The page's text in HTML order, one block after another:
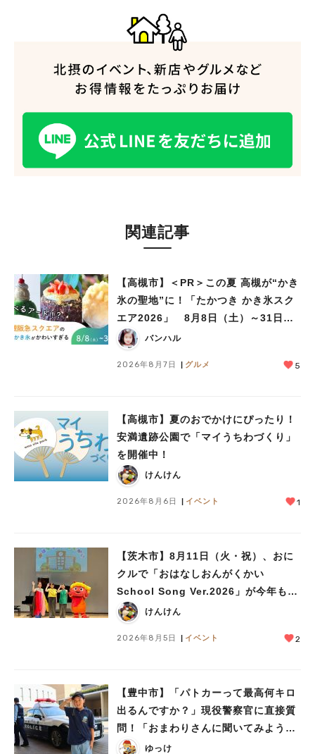
関連記事
【高槻市】＜PR＞この夏 高槻が“かき
氷の聖地”に！「たかつき かき氷スク
エア2026」 8月8日（土）～31日
（月）バンハル
2026年8月7日 グルメ 5
【高槻市】夏のおでかけにぴったり！
安満遺跡公園で「マイうちわづくり」
を開催中！
けんけん
2026年8月6日 イベント 1
【茨木市】8月11日（火・祝）、おに
クルで「おはなしおんがくかい
School Song Ver.2026」が今年も開
催！テーマは「学校」♪
けんけん
2026年8月5日 イベント 2
【豊中市】「パトカーって最高何キロ
出るんですか？」現役警察官に直接質
問！「おまわりさんに聞いてみよう」
に参加しました
ゆっけ
#今週どこいく？#自然とふれあう#ランチ #カフェ #まとめ
#教えたい／教えて投稿記事#大阪学院大 商品開発プロジェクト
#あなたはどっち？